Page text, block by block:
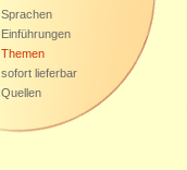
Sprachen
Einführungen
Themen
sofort lieferbar
Quellen